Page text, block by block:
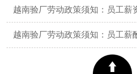
越南验厂劳动政策须知：员工薪资怎么支付？关
越南验厂劳动政策须知：员工薪酬怎么算？